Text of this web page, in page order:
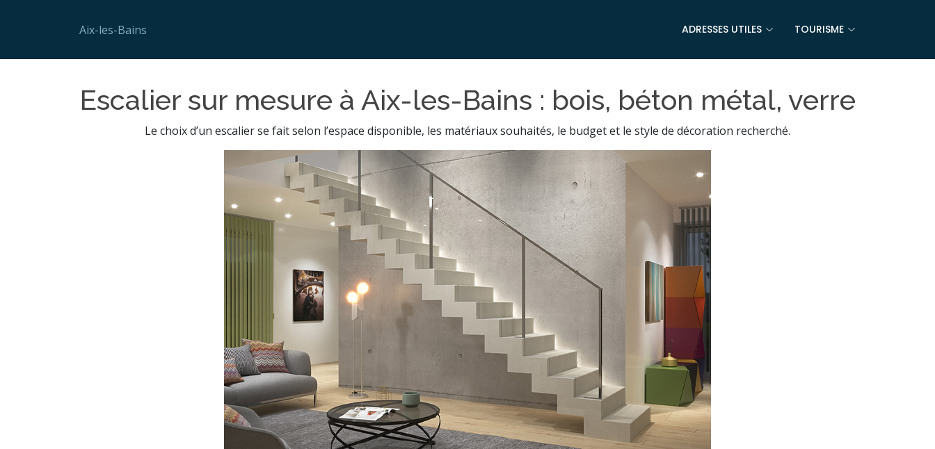
Aix-les-Bains ADRESSES UTILES TOURISME
Escalier sur mesure à Aix-les-Bains : bois, béton métal, verre
Le choix d’un escalier se fait selon l’espace disponible, les matériaux souhaités, le budget et le style de décoration recherché.